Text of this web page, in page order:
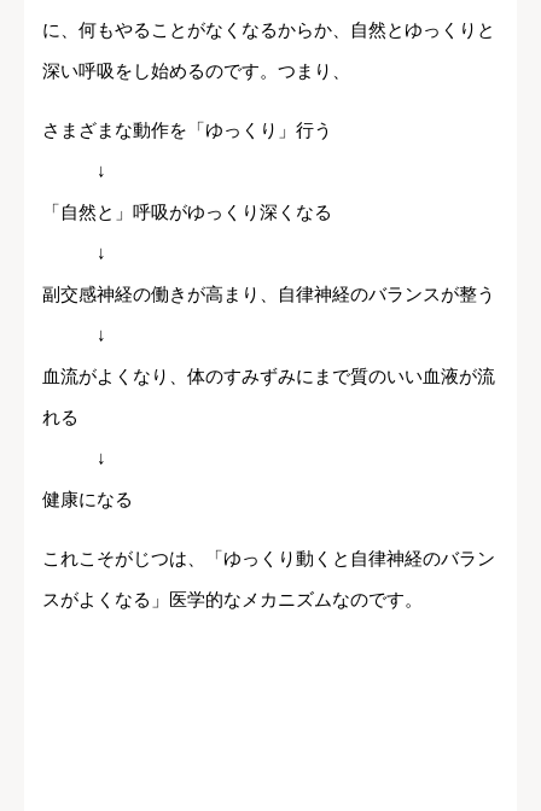
に、何もやることがなくなるからか、自然とゆっくりと
深い呼吸をし始めるのです。つまり、
さまざまな動作を「ゆっくり」行う
↓
「自然と」呼吸がゆっくり深くなる
↓
副交感神経の働きが高まり、自律神経のバランスが整う
↓
血流がよくなり、体のすみずみにまで質のいい血液が流
れる
↓
健康になる
これこそがじつは、「ゆっくり動くと自律神経のバラン
スがよくなる」医学的なメカニズムなのです。